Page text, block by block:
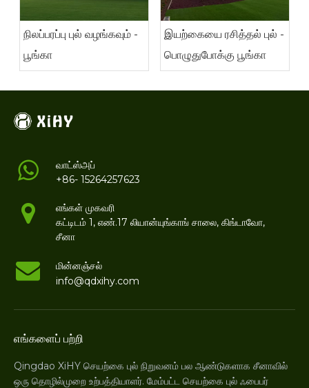
நிலப்பரப்பு புல் வழங்கவும் -
பூங்கா
இயற்கையை ரசித்தல் புல் -
பொழுதுபோக்கு பூங்கா
வாட்ஸ்அப்
+86- 15264257623
எங்கள் முகவரி
கட்டிடம் 1, எண்.17 லியான்யுங்காங் சாலை, கிங்டாவோ,
சீனா
மின்னஞ்சல்
info@qdxihy.com
எங்களைப் பற்றி
Qingdao XiHY செயற்கை புல் நிறுவனம் பல ஆண்டுகளாக சீனாவில்
ஒரு தொழில்முறை உற்பத்தியாளர். மேம்பட்ட செயற்கை புல் ஃபைபர்